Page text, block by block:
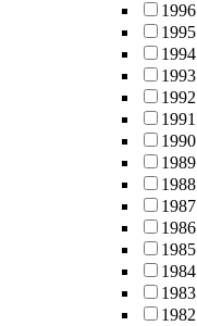
1996
1995
1994
1993
1992
1991
1990
1989
1988
1987
1986
1985
1984
1983
1982